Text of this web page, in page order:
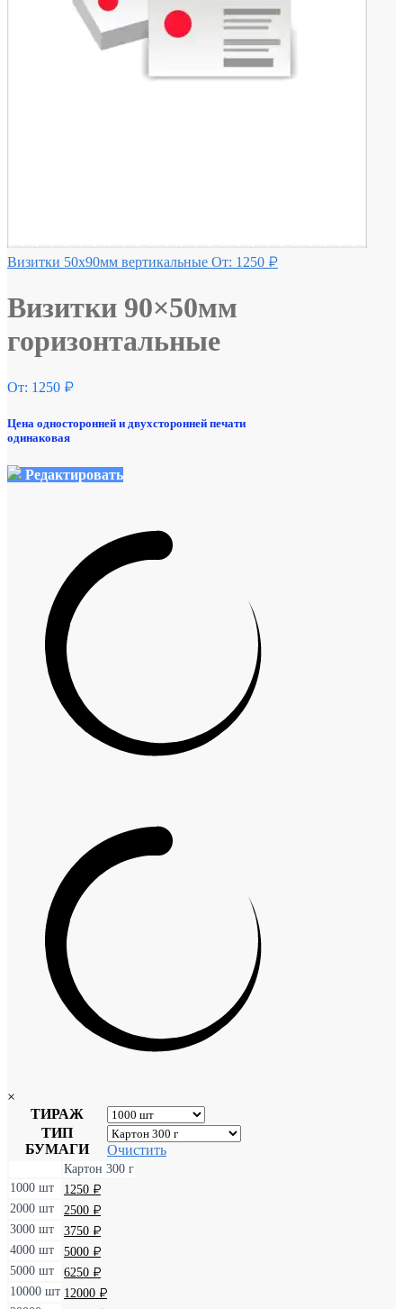
Визитки 50х90мм вертикальные От: 1250 ₽
Визитки 90×50мм
горизонтальные
От: 1250 ₽
Цена односторонней и двухсторонней печати
одинаковая
Редактировать
×
ТИРАЖ
ТИП
БУМАГИ
Очистить
Картон 300 г
1000 шт
1250 ₽
2000 шт
2500 ₽
3000 шт
3750 ₽
4000 шт
5000 ₽
5000 шт
6250 ₽
10000 шт 12000 ₽